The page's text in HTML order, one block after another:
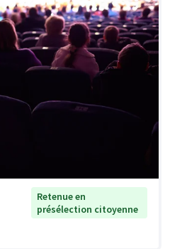
Retenue en
présélection citoyenne